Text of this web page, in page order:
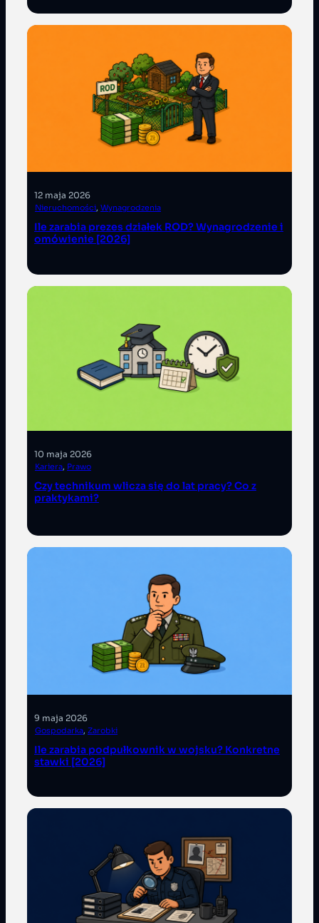
12 maja 2026
Nieruchomości, Wynagrodzenia
Ile zarabia prezes działek ROD? Wynagrodzenie i
omówienie [2026]
10 maja 2026
Kariera, Prawo
Czy technikum wlicza się do lat pracy? Co z
praktykami?
9 maja 2026
Gospodarka, Zarobki
Ile zarabia podpułkownik w wojsku? Konkretne
stawki [2026]